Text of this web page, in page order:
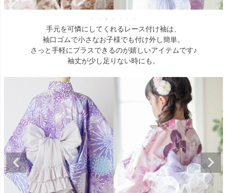
手元を可憐にしてくれるレース付け袖は、
袖口ゴムで小さなお子様でも付け外し簡単。
さっと手軽にプラスできるのが嬉しいアイテムです♪
袖丈が少し足りない時にも。